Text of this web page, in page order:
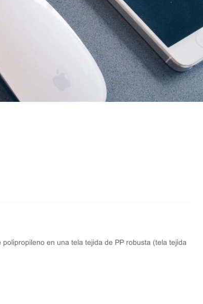
polipropileno en una tela tejida de PP robusta (tela tejida